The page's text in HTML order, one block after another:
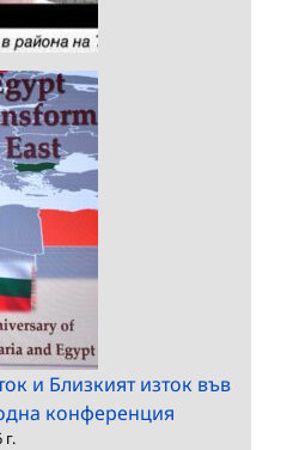
и Близкият изток във
конференция